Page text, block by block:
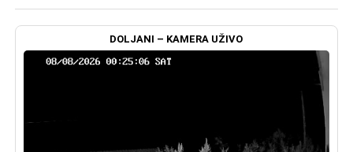
DOLJANI – KAMERA UŽIVO